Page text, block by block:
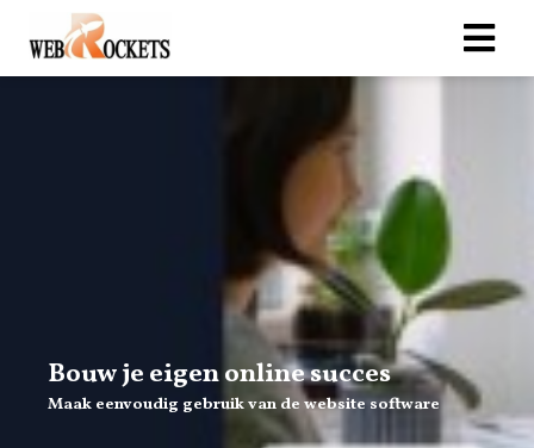
Bouw je eigen online succes
Maak eenvoudig gebruik van de website software